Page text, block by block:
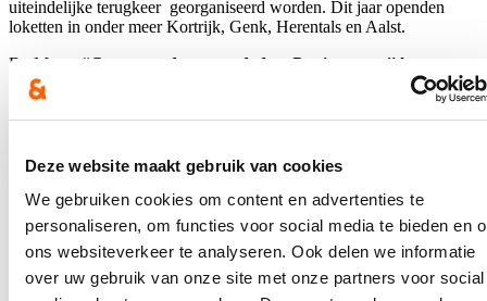
Deze website maakt gebruik van cookies
We gebruiken cookies om content en advertenties te
personaliseren, om functies voor social media te bieden en
ons websiteverkeer te analyseren. Ook delen we informatie
over uw gebruik van onze site met onze partners voor social
uiteindelijke terugkeer georganiseerd worden. Dit jaar openden
loketten in onder meer Kortrijk, Genk, Herentals en Aalst.
De Moor:
“Geen woorden maar daden. Dat is voor mij het
belangrijkste. In het verleden werden mensen die een bevel kregen
om het grondgebied te verlaten aan hun lot overgelaten. Met ons
aanklampend terugkeerbeleid volgen we iedereen die te horen
worden altijd verschillende mogelijkheden bekeken, maar voor
sommigen is gedwongen terugkeer de enige optie.”
Het Terugkeerplan is een plan met een strategische langetermijnvisie
dat grote infrastructuurprojecten omvat. Voor dit soort projecten
moet er ook vandaag al gewerkt worden om in de toekomst tijdig te
kunnen bouwen. Dat begint met het maken van plannen, bestekken
opmaken, omgevingsvergunningen aanvragen, informatiesessies